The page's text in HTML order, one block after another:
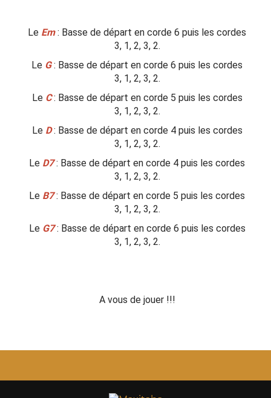
Le Em: Basse de départ en corde 6 puis les cordes
3, 1, 2, 3, 2.
Le G: Basse de départ en corde 6 puis les cordes
3, 1, 2, 3, 2.
Le C: Basse de départ en corde 5 puis les cordes
3, 1, 2, 3, 2.
Le D: Basse de départ en corde 4 puis les cordes
3, 1, 2, 3, 2.
Le D7: Basse de départ en corde 4 puis les cordes
3, 1, 2, 3, 2.
Le B7: Basse de départ en corde 5 puis les cordes
3, 1, 2, 3, 2.
Le G7: Basse de départ en corde 6 puis les cordes
3, 1, 2, 3, 2.
A vous de jouer !!!